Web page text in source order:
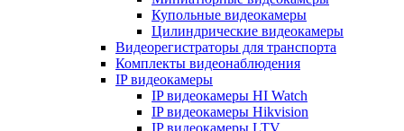
Купольные видеокамеры
Цилиндрические видеокамеры
Видеорегистраторы для транспорта
Комплекты видеонаблюдения
IP видеокамеры
IP видеокамеры HI Watch
IP видеокамеры Hikvision
IP видеокамеры LTV